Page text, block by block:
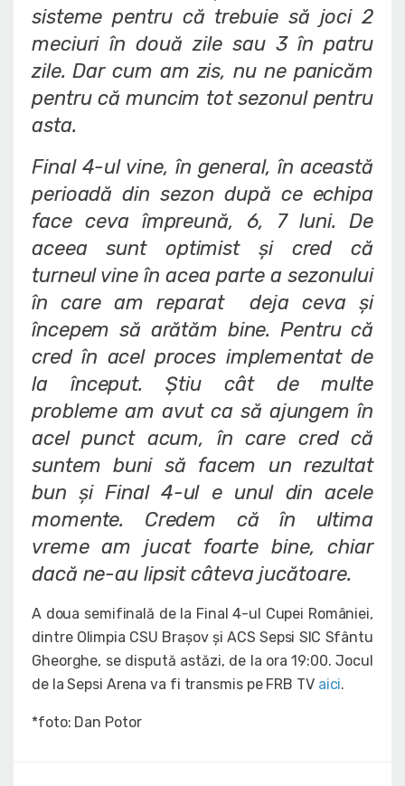
sisteme pentru că trebuie să joci 2
meciuri în două zile sau 3 în patru
zile. Dar cum am zis, nu ne panicăm
pentru că muncim tot sezonul pentru
asta.
Final 4-ul vine, în general, în această
perioadă din sezon după ce echipa
face ceva împreună, 6, 7 luni. De
aceea sunt optimist și cred că
turneul vine în acea parte a sezonului
în care am reparat deja ceva și
începem să arătăm bine. Pentru că
cred în acel proces implementat de
la început. Știu cât de multe
probleme am avut ca să ajungem în
acel punct acum, în care cred că
suntem buni să facem un rezultat
bun și Final 4-ul e unul din acele
momente. Credem că în ultima
vreme am jucat foarte bine, chiar
dacă ne-au lipsit câteva jucătoare.
A doua semifinală de la Final 4-ul Cupei României,
dintre Olimpia CSU Brașov și ACS Sepsi SIC Sfântu
Gheorghe, se dispută astăzi, de la ora 19:00. Jocul
de la Sepsi Arena va fi transmis pe FRB TV aici.
*foto: Dan Potor